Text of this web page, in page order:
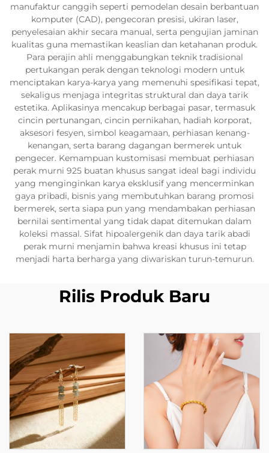
manufaktur canggih seperti pemodelan desain berbantuan
komputer (CAD), pengecoran presisi, ukiran laser,
penyelesaian akhir secara manual, serta pengujian jaminan
kualitas guna memastikan keaslian dan ketahanan produk.
Para perajin ahli menggabungkan teknik tradisional
pertukangan perak dengan teknologi modern untuk
menciptakan karya-karya yang memenuhi spesifikasi tepat,
sekaligus menjaga integritas struktural dan daya tarik
estetika. Aplikasinya mencakup berbagai pasar, termasuk
cincin pertunangan, cincin pernikahan, hadiah korporat,
aksesori fesyen, simbol keagamaan, perhiasan kenang-
kenangan, serta barang dagangan bermerek untuk
pengecer. Kemampuan kustomisasi membuat perhiasan
perak murni 925 buatan khusus sangat ideal bagi individu
yang menginginkan karya eksklusif yang mencerminkan
gaya pribadi, bisnis yang membutuhkan barang promosi
bermerek, serta siapa pun yang mendambakan perhiasan
bernilai sentimental yang tidak dapat ditemukan dalam
koleksi massal. Sifat hipoalergenik dan daya tarik abadi
perak murni menjamin bahwa kreasi khusus ini tetap
menjadi harta berharga yang diwariskan turun-temurun.
Rilis Produk Baru